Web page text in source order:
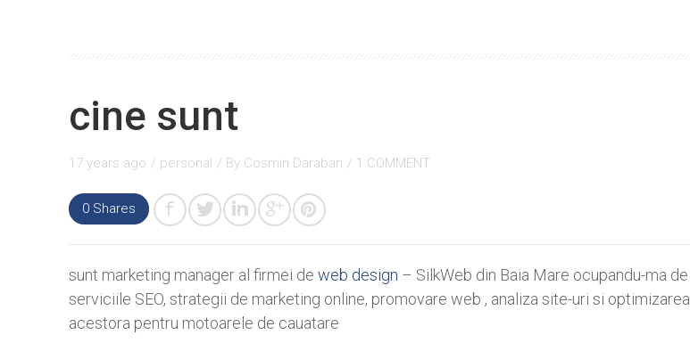
cine sunt
17 years ago / personal / By Cosmin Daraban / 1 COMMENT
0 Shares
sunt marketing manager al firmei de web design – SilkWeb din Baia Mare ocupandu-ma de
serviciile SEO, strategii de marketing online, promovare web , analiza site-uri si optimizarea
acestora pentru motoarele de cauatare